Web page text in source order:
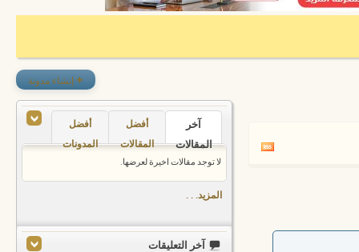
+ إنشاء مدونة
آخر
المقالات
أفضل
المقالات
أفضل
المدونات
لا توجد مقالات اخيرة لعرضها.
المزيد. . .
آخر التعليقات